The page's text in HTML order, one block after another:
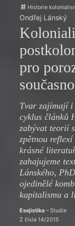
Recenze a reflexe
Reportáže
Rozhovory
Divadlo
Historie
Dokument
Výroční ceny
Historie
Ondřej Lánský
pro
Tvar zajímají i
cyklus článků
zabývat teorií
zpětnou
krásné
zahajujeme
Lánského,
ojedinělé
kapitalismu a
Esejistika– Studie
Z čísla 14/2015